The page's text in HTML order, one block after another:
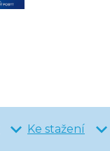
Ke stažení